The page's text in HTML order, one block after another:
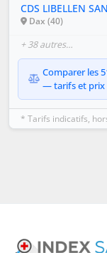
CDS LIBELLEN
Dax (40)
+ 38 autres…
Comparer les
— tarifs et prix
* Tarifs indicatifs,